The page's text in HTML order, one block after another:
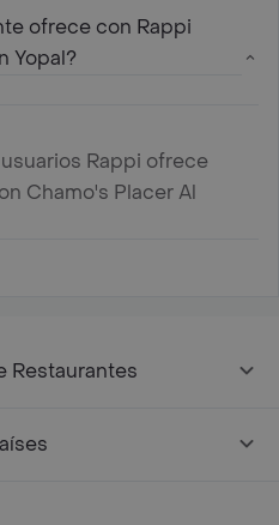
ofrece con Rappi
Yopal?
Rappi ofrece
Chamo's Placer Al
Restaurantes